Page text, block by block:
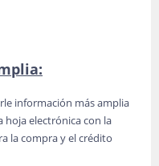
información más amplia
hoja electrónica con la
la compra y el crédito